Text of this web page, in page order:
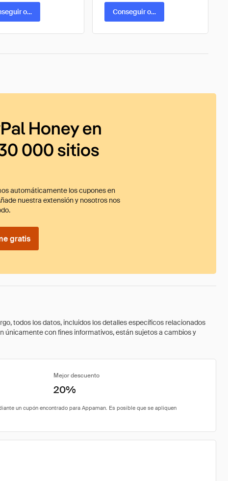
oferta Conseguir oferta
Honey en
000 sitios
automáticamente los cupones en
nuestra extensión y nosotros nos
gratis
todos los datos, incluidos los detalles específicos relacionados
únicamente con fines informativos, están sujetos a cambios y
Mejor descuento
20%